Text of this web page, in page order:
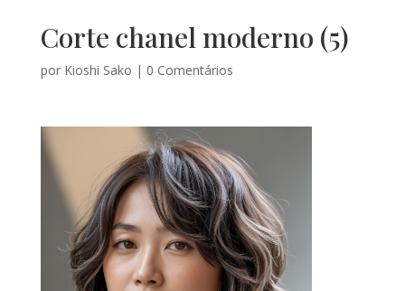
Corte chanel moderno (5)
por Kioshi Sako | 0 Comentários